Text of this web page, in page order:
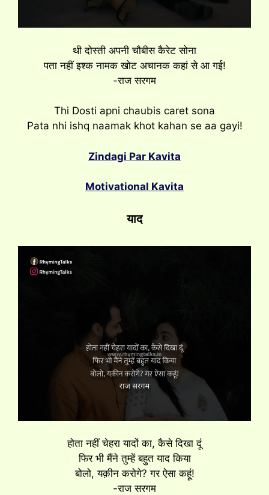
थी दोस्ती अपनी चौबीस कैरेट सोना
पता नहीं इश्क नामक खोट अचानक कहां से आ गई!
-राज सरगम
Thi Dosti apni chaubis caret sona
Pata nhi ishq naamak khot kahan se aa gayi!
Zindagi Par Kavita
Motivational Kavita
याद
होता नहीं चेहरा यादों का, कैसे दिखा दूं
फिर भी मैंने तुम्हें बहुत याद किया
बोलो, यक़ीन करोगे? गर ऐसा कहूं!
-राज सरगम